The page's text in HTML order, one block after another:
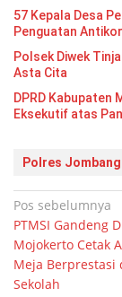
57 Kepala Desa
Penguatan
Polsek Diwek
Asta Cita
DPRD Kabupaten
Eksekutif atas
Polres Jombang
Navigasi
pos
Pos sebelumnya
PTMSI Gandeng
Mojokerto Cetak
Meja Berprestasi
Sekolah